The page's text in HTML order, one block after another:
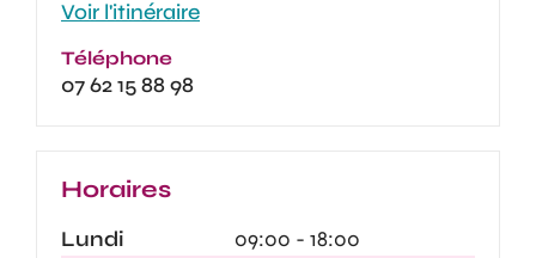
Voir l'itinéraire
Téléphone
07 62 15 88 98
Horaires
Lundi
09:00 - 18:00